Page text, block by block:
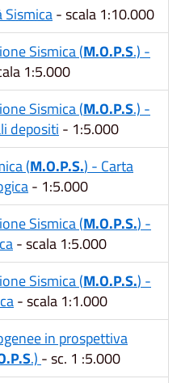
Sismica- scala 1:10.000
Sismica (M.O.P.S.) -
1:5.000
Sismica (M.O.P.S.) -
depositi - 1:5.000
(M.O.P.S.) - Carta
- 1:5.000
Sismica (M.O.P.S.) -
- scala 1:5.000
Sismica (M.O.P.S.) -
- scala 1:1.000
in prospettiva
.) - sc. 1 :5.000